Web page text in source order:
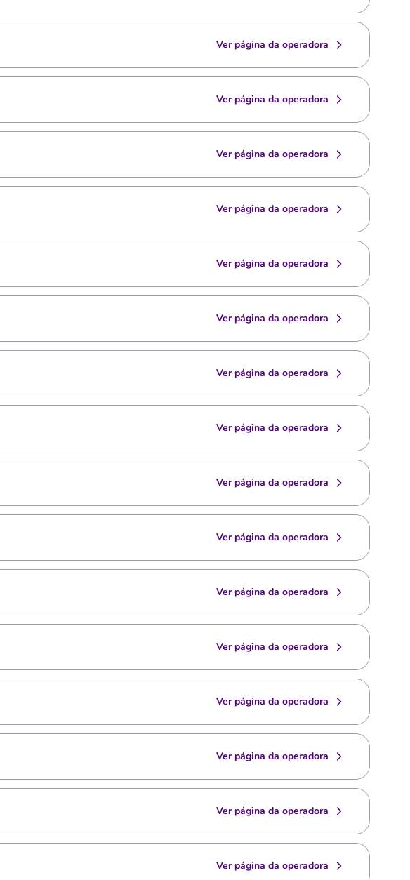
Ver página da operadora
Ver página da operadora
Ver página da operadora
Ver página da operadora
Ver página da operadora
Ver página da operadora
Ver página da operadora
Ver página da operadora
Ver página da operadora
Ver página da operadora
Ver página da operadora
Ver página da operadora
Ver página da operadora
Ver página da operadora
Ver página da operadora
Ver página da operadora